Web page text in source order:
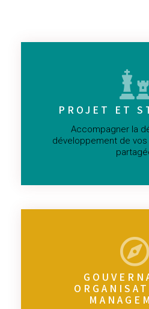
PROJET ET
Accompagner la
développement de